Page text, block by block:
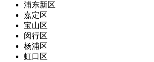
浦东新区
嘉定区
宝山区
闵行区
杨浦区
虹口区